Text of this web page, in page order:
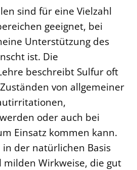
sind für eine Vielzahl
geeignet, bei
Unterstützung des
ist. Die
beschreibt Sulfur oft
von allgemeiner
oder auch bei
Einsatz kommen kann.
in der natürlichen Basis
Wirkweise, die gut